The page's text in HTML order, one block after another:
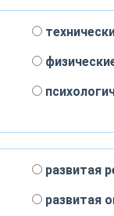
развитая
развитая